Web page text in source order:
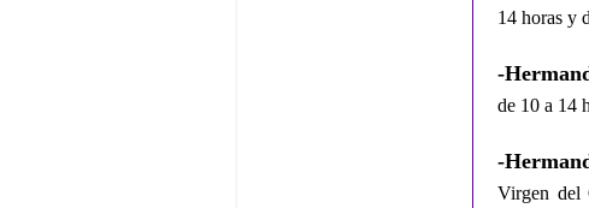
14 horas y
-
de 10 a 14
-
Virgen del